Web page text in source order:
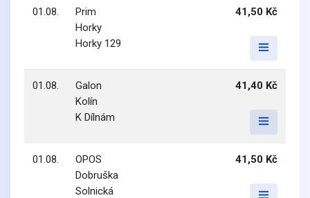
01.08.
Prim
Horky
Horky 129
41,50 Kč
01.08.
Galon
Kolín
K Dílnám
41,40 Kč
01.08.
OPOS
Dobruška
Solnická
41,50 Kč